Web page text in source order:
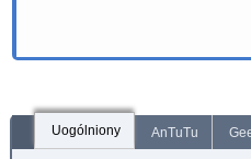
Uogólniony AnTuTu